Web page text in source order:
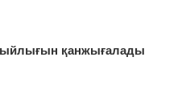
қанжығалады